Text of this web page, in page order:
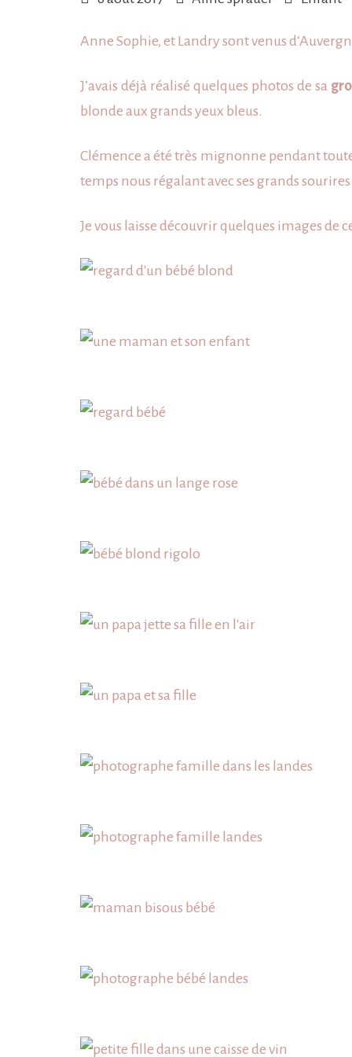
Anne Sophie, et Landry sont venus d
J’avais déjà réalisé quelques photos de sa
blonde aux grands yeux bleus.
Clémence a été très mignonne pendant
temps nous régalant avec ses grands sourires
Je vous laisse découvrir quelques images de